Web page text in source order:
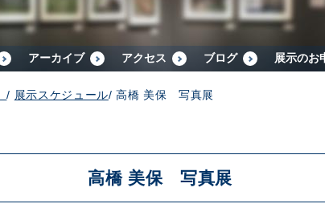
アーカイブ アクセス ブログ 展示のお
/ 展示スケジュール/高橋 美保 写真展
高橋 美保 写真展
アーカイブ